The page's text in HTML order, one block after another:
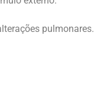
pulmonares.